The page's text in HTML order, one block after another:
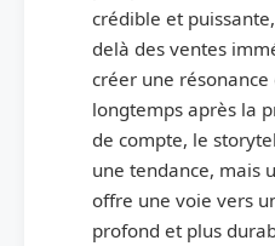
crédible et
delà des ventes
créer une
longtemps après la
de compte, le
une tendance, mais
offre une voie vers
profond et plus